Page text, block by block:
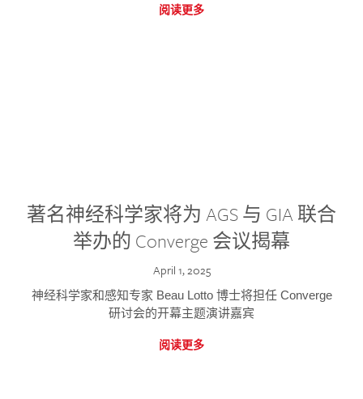
阅读更多
著名神经科学家将为 AGS 与 GIA 联合
举办的 Converge 会议揭幕
April 1, 2025
神经科学家和感知专家 Beau Lotto 博士将担任 Converge
研讨会的开幕主题演讲嘉宾
阅读更多